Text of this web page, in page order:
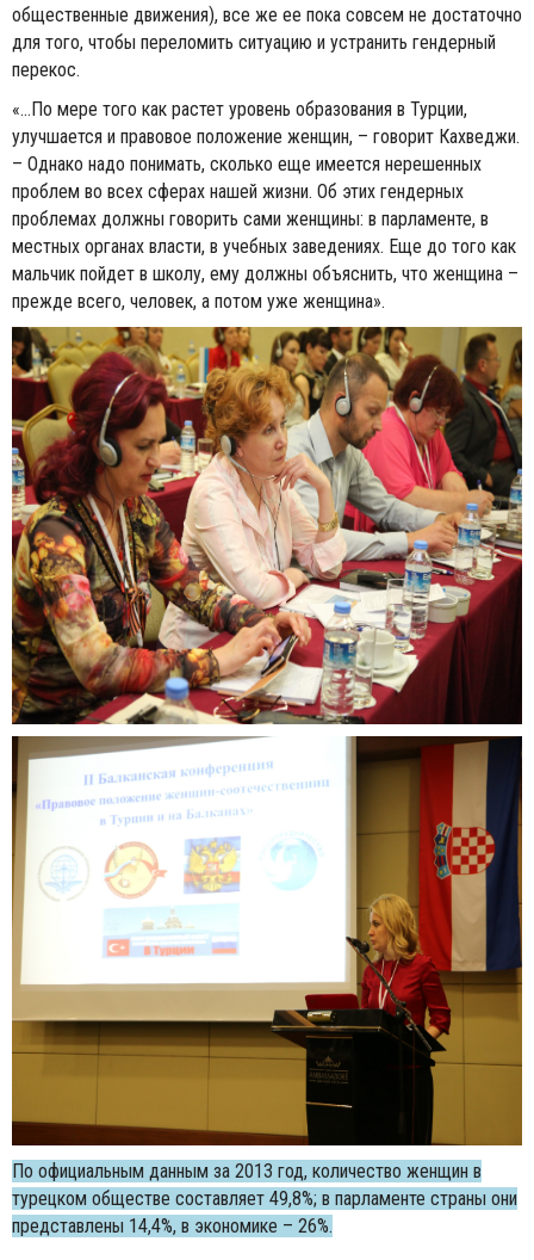
общественные движения), все же ее пока совсем не достаточно
для того, чтобы переломить ситуацию и устранить гендерный
перекос.
«…По мере того как растет уровень образования в Турции,
улучшается и правовое положение женщин, – говорит Кахведжи.
– Однако надо понимать, сколько еще имеется нерешенных
проблем во всех сферах нашей жизни. Об этих гендерных
проблемах должны говорить сами женщины: в парламенте, в
местных органах власти, в учебных заведениях. Еще до того как
мальчик пойдет в школу, ему должны объяснить, что женщина –
прежде всего, человек, а потом уже женщина».
По официальным данным за 2013 год, количество женщин в
турецком обществе составляет 49,8%; в парламенте страны они
представлены 14,4%, в экономике – 26%.